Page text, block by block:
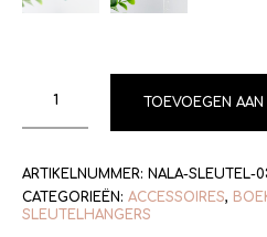
TOEVOEGEN AAN
ARTIKELNUMMER: NALA-SLEUTEL-
CATEGORIEËN: ACCESSOIRES,
SLEUTELHANGERS